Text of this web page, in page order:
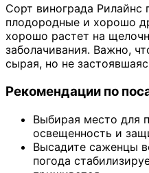
Сорт винограда Рилайнс
плодородные и хорошо
хорошо растет на
заболачивания. Важно,
сырая, но не
Рекомендации по
Выбирая место для
освещенность и
Высадите саженцы
погода